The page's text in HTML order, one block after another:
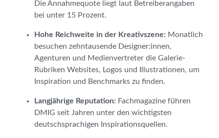
Die Annahmequote liegt laut Betreiberangaben
bei unter 15 Prozent.
Hohe Reichweite in der Kreativszene: Monatlich
besuchen zehntausende Designer:innen,
Agenturen und Medienvertreter die Galerie-
Rubriken Websites, Logos und Illustrationen, um
Inspiration und Benchmarks zu finden.
Langjährige Reputation: Fachmagazine führen
DMIG seit Jahren unter den wichtigsten
deutschsprachigen Inspirationsquellen.